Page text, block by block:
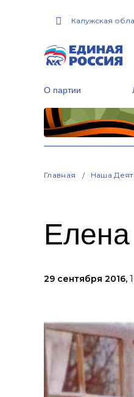
Калужская
О партии
Главная Наша
29 сентября 2016,